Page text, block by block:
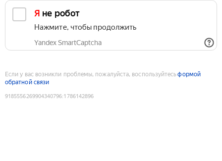
Я не робот
Нажмите, чтобы продолжить
Yandex SmartCaptcha
Если у вас возникли проблемы, пожалуйста, воспользуйтесьформой
обратной связи
9185556269904340796:1786142896